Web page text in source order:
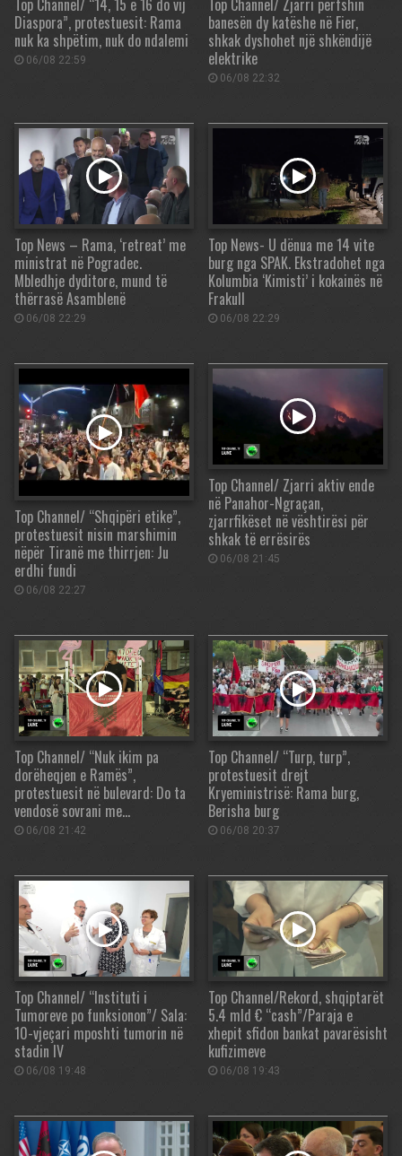
Top Channel/ “14, 15 e 16 do vij
Diaspora”, protestuesit: Rama
nuk ka shpëtim, nuk do ndalemi
06/08 22:59
Top Channel/ Zjarri përfshin
banesën dy katëshe në Fier,
shkak dyshohet një shkëndijë
elektrike
06/08 22:32
Top News – Rama, ‘retreat’ me
ministrat në Pogradec.
Mbledhje dyditore, mund të
thërrasë Asamblenë
06/08 22:29
Top News- U dënua me 14 vite
burg nga SPAK. Ekstradohet nga
Kolumbia ‘Kimisti’ i kokainës në
Frakull
06/08 22:29
Top Channel/ “Shqipëri etike”,
protestuesit nisin marshimin
nëpër Tiranë me thirrjen: Ju
erdhi fundi
06/08 22:27
Top Channel/ Zjarri aktiv ende
në Panahor-Ngraçan,
zjarrfikëset në vështirësi për
shkak të errësirës
06/08 21:45
Top Channel/ “Nuk ikim pa
dorëheqjen e Ramës”,
protestuesit në bulevard: Do ta
vendosë sovrani me…
06/08 21:42
Top Channel/ “Turp, turp”,
protestuesit drejt
Kryeministrisë: Rama burg,
Berisha burg
06/08 20:37
Top Channel/ “Instituti i
Tumoreve po funksionon”/ Sala:
10-vjeçari mposhti tumorin në
stadin IV
06/08 19:48
Top Channel/Rekord, shqiptarët
5.4 mld € “cash”/Paraja e
xhepit sfidon bankat pavarësisht
kufizimeve
06/08 19:43